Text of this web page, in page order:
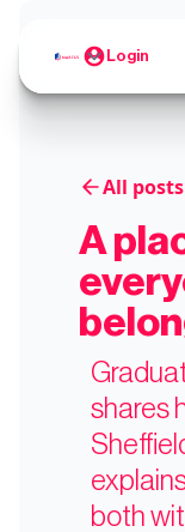
Login
All posts
A
shares
both